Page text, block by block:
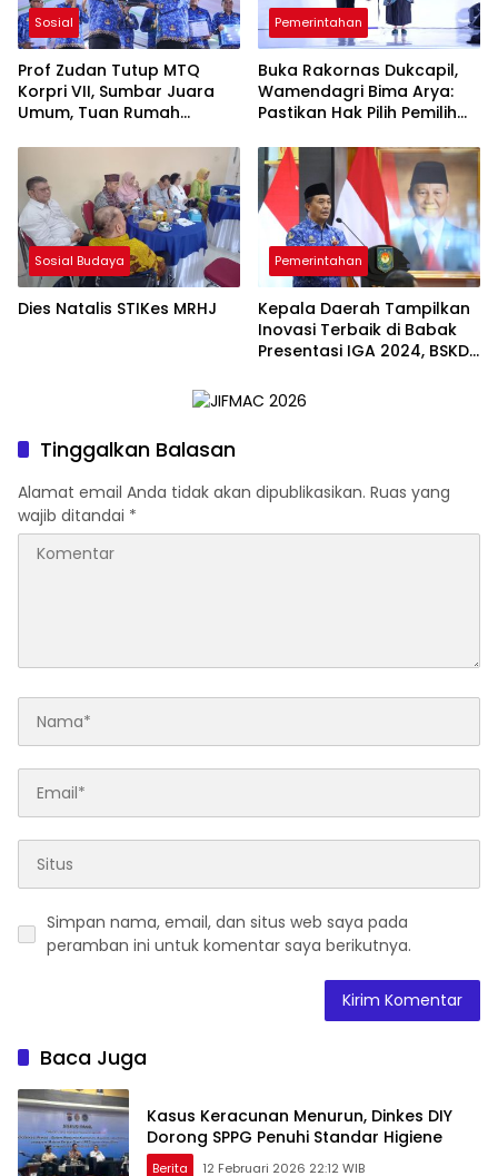
Sosial
Prof Zudan Tutup MTQ
Korpri VII, Sumbar Juara
Umum, Tuan Rumah
Pemerintahan
Buka Rakornas Dukcapil,
Wamendagri Bima Arya:
Pastikan Hak Pilih Pemilih
Sosial Budaya
Dies Natalis STIKes MRHJ
Pemerintahan
Kepala Daerah Tampilkan
Inovasi Terbaik di Babak
Presentasi IGA 2024, BSKDN
Inovasi Berkelanjutan
Tinggalkan Balasan
Alamat email Anda tidak akan dipublikasikan. Ruas yang
wajib ditandai *
Simpan nama, email, dan situs web saya pada
peramban ini untuk komentar saya berikutnya.
Baca Juga
Kasus Keracunan Menurun, Dinkes DIY
Dorong SPPG Penuhi Standar Higiene
Berita 12 Februari 2026 22:12 WIB